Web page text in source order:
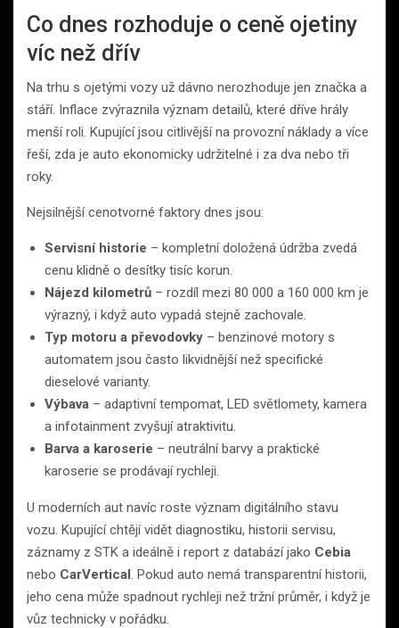
Co dnes rozhoduje o ceně ojetiny
víc než dřív
Na trhu s ojetými vozy už dávno nerozhoduje jen značka a
stáří. Inflace zvýraznila význam detailů, které dříve hrály
menší roli. Kupující jsou citlivější na provozní náklady a více
řeší, zda je auto ekonomicky udržitelné i za dva nebo tři
roky.
Nejsilnější cenotvorné faktory dnes jsou:
Servisní historie – kompletní doložená údržba zvedá
cenu klidně o desítky tisíc korun.
Nájezd kilometrů – rozdíl mezi 80 000 a 160 000 km je
výrazný, i když auto vypadá stejně zachovale.
Typ motoru a převodovky – benzinové motory s
automatem jsou často likvidnější než specifické
dieselové varianty.
Výbava – adaptivní tempomat, LED světlomety, kamera
a infotainment zvyšují atraktivitu.
Barva a karoserie – neutrální barvy a praktické
karoserie se prodávají rychleji.
U moderních aut navíc roste význam digitálního stavu
vozu. Kupující chtějí vidět diagnostiku, historii servisu,
záznamy z STK a ideálně i report z databází jako Cebia
nebo CarVertical . Pokud auto nemá transparentní historii,
jeho cena může spadnout rychleji než tržní průměr, i když je
vůz technicky v pořádku.